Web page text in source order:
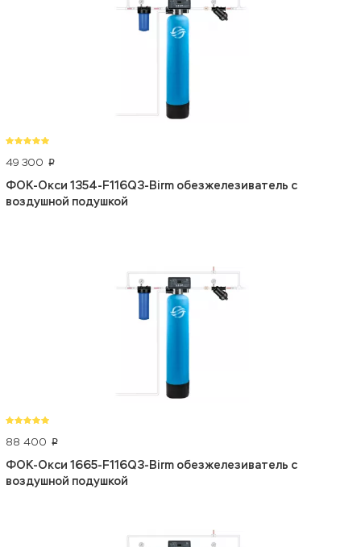
49 300 p
ФОК-Окси 1354-F116Q3-Birm обезжелезиватель с
воздушной подушкой
88 400 p
ФОК-Окси 1665-F116Q3-Birm обезжелезиватель с
воздушной подушкой